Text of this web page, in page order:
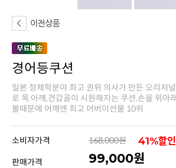
경어등쿠션
볼때문에 어깨엔 최고 어버이선물 10위
소비자가격 168,000원 41%할인
판매가격 99,000원